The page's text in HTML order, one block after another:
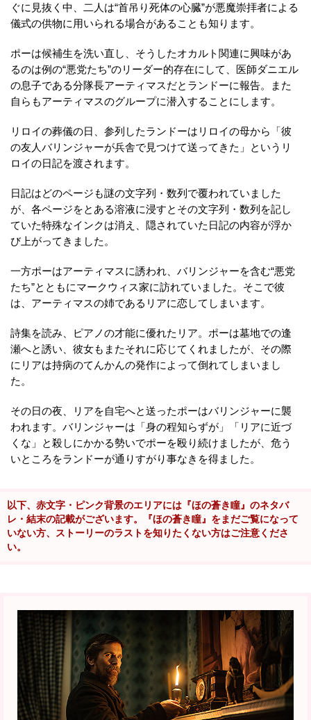
ぐに見抜く中、二人は“首吊り死体の心臓”が悪魔崇拝者による
儀式の供物に用いられる場合があることも知ります。
ポーは候補生を洗い直し、そうしたオカルト関連に興味があ
るのは例の“悪党たち”のリーダー的存在にして、医師ダニエル
の息子である分隊長アーティマスだとランドーに報告。また
自らもアーティマスのグループに潜入することにします。
リロイの葬儀の日、参列したランドーはリロイの母から「彼
の友人バリンジャーが兵舎で見つけて送ってきた」というリ
ロイの日記を渡されます。
日記はどのページも謎の文字列・数列で覆われていました
が、各ページをとある溶液に浸すとその文字列・数列を記し
ていた特殊なインクは消え、隠されていた日記の内容が浮か
び上がってきました。
一方ポーはアーティマスに誘われ、バリンジャーを含む“悪党
たち”とともにマークウィス家に訪れていました。そこで彼
は、アーティマスの姉であるリアに恋してしまいます。
詩集を読み、ピアノの才能に優れたリア。ポーは墓地での逢
瀬へと誘い、彼女もまたそれに応じてくれましたが、その際
にリアは持病のてんかんの発作によって倒れてしまいまし
た。
その日の夜、リアを自宅へと送ったポーはバリンジャーに襲
われます。バリンジャーは「身の程知らずが」「リアに近づ
くな」と殺しにかかる勢いでポーを殴り続けましたが、危う
いところをランドーが通りすがり事なきを得ました。
以下、赤文字・ピンク背景のエリアには『ほの蒼き瞳』のネタバ
レ・結末の記載がございます。『ほの蒼き瞳』をまだご覧になって
いない方、ストーリーのラストを知りたくない方はご注意くださ
い。